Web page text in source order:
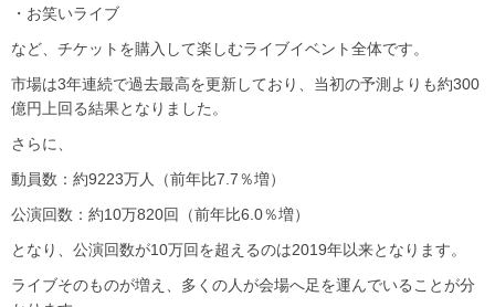
・お笑いライブ
など、チケットを購入して楽しむライブイベント全体です。
市場は3年連続で過去最高を更新しており、当初の予測よりも約300
億円上回る結果となりました。
さらに、
動員数：約9223万人（前年比7.7％増）
公演回数：約10万820回（前年比6.0％増）
となり、公演回数が10万回を超えるのは2019年以来となります。
ライブそのものが増え、多くの人が会場へ足を運んでいることが分